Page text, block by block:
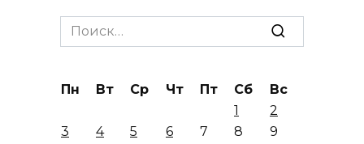
Search
for:
Пн Вт Ср Чт Пт Сб
Вс
1
2
3
4 5 6 7 8
9